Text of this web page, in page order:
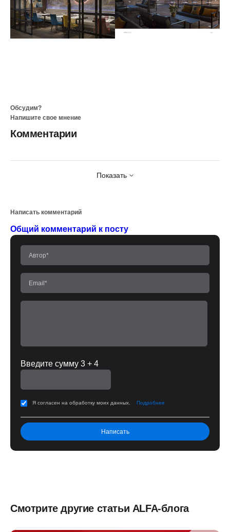
Обсудим?
Напишите свое мнение
Комментарии
Показать
Написать комментарий
Общий комментарий к посту
Введите сумму 3 + 4
Я согласен на обработку моих данных. Подробнее
Смотрите другие статьи ALFA-блога